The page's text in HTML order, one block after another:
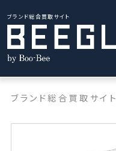
ブランド総合買取サイト
ブランド総合買取サイト